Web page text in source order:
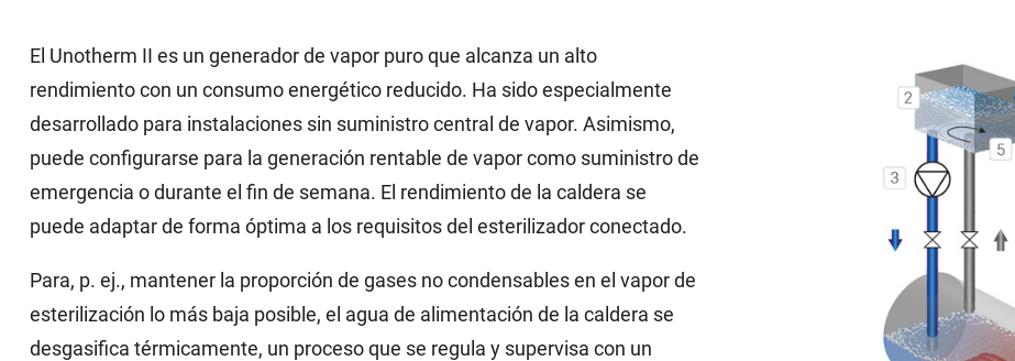
El Unotherm II es un generador de vapor puro que alcanza un alto
rendimiento con un consumo energético reducido. Ha sido especialmente
desarrollado para instalaciones sin suministro central de vapor. Asimismo,
puede configurarse para la generación rentable de vapor como suministro de
emergencia o durante el fin de semana. El rendimiento de la caldera se
puede adaptar de forma óptima a los requisitos del esterilizador conectado.
Para, p. ej., mantener la proporción de gases no condensables en el vapor de
esterilización lo más baja posible, el agua de alimentación de la caldera se
desgasifica térmicamente, un proceso que se regula y supervisa con un